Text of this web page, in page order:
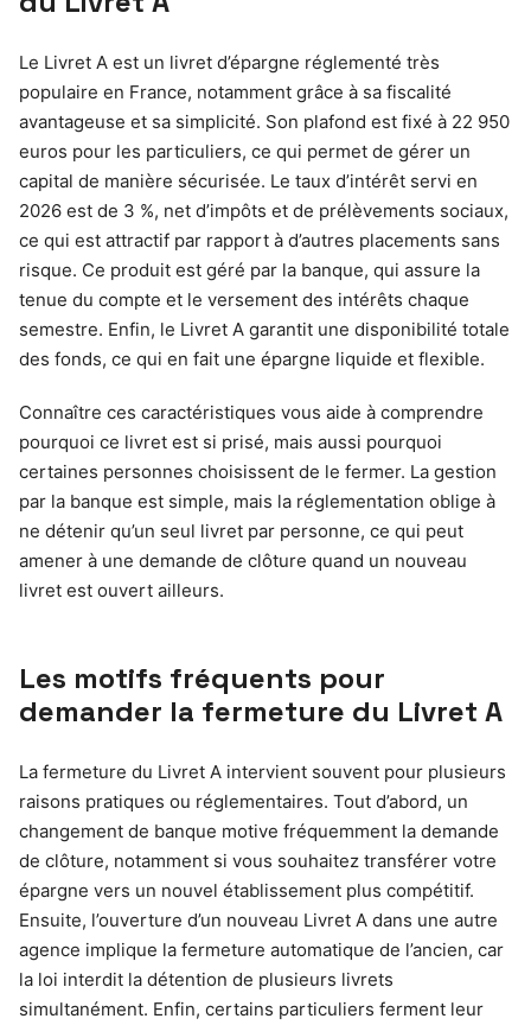
Le Livret A est un livret d’épargne réglementé très
populaire en France, notamment grâce à sa fiscalité
avantageuse et sa simplicité. Son plafond est fixé à 22 950
euros pour les particuliers, ce qui permet de gérer un
capital de manière sécurisée. Le taux d’intérêt servi en
2026 est de 3 %, net d’impôts et de prélèvements sociaux,
ce qui est attractif par rapport à d’autres placements sans
risque. Ce produit est géré par la banque, qui assure la
tenue du compte et le versement des intérêts chaque
semestre. Enfin, le Livret A garantit une disponibilité totale
des fonds, ce qui en fait une épargne liquide et flexible.
Connaître ces caractéristiques vous aide à comprendre
pourquoi ce livret est si prisé, mais aussi pourquoi
certaines personnes choisissent de le fermer. La gestion
par la banque est simple, mais la réglementation oblige à
ne détenir qu’un seul livret par personne, ce qui peut
amener à une demande de clôture quand un nouveau
livret est ouvert ailleurs.
Les motifs fréquents pour
demander la fermeture du Livret A
La fermeture du Livret A intervient souvent pour plusieurs
raisons pratiques ou réglementaires. Tout d’abord, un
changement de banque motive fréquemment la demande
de clôture, notamment si vous souhaitez transférer votre
épargne vers un nouvel établissement plus compétitif.
Ensuite, l’ouverture d’un nouveau Livret A dans une autre
agence implique la fermeture automatique de l’ancien, car
la loi interdit la détention de plusieurs livrets
simultanément. Enfin, certains particuliers ferment leur